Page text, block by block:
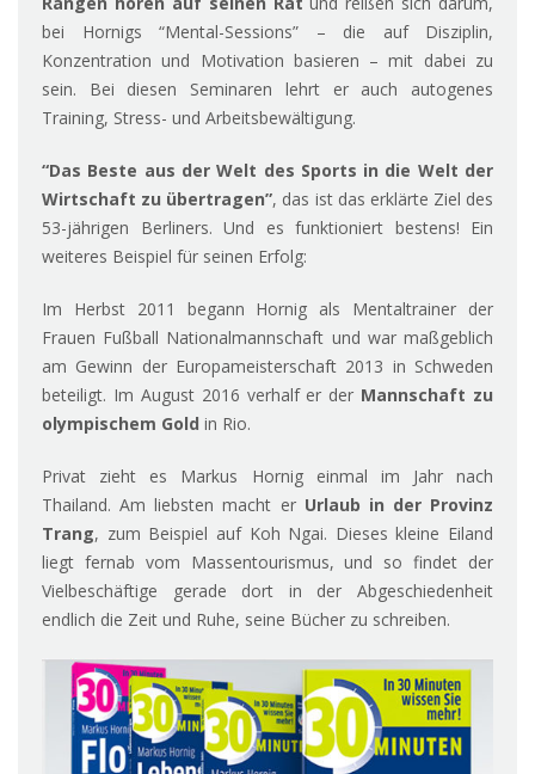
bei Hornigs “Mental-Sessions” – die auf Disziplin,
Konzentration und Motivation basieren – mit dabei zu
sein. Bei diesen Seminaren lehrt er auch autogenes
Training, Stress- und Arbeitsbewältigung.
“Das Beste aus der Welt des Sports in die Welt der
Wirtschaft zu übertragen”, das ist das erklärte Ziel des
53-jährigen Berliners. Und es funktioniert bestens! Ein
weiteres Beispiel für seinen Erfolg:
Im Herbst 2011 begann Hornig als Mentaltrainer der
Frauen Fußball Nationalmannschaft und war maßgeblich
am Gewinn der Europameisterschaft 2013 in Schweden
beteiligt. Im August 2016 verhalf er der Mannschaft zu
olympischem Gold in Rio.
Privat zieht es Markus Hornig einmal im Jahr nach
Thailand. Am liebsten macht er Urlaub in der Provinz
Trang, zum Beispiel auf Koh Ngai. Dieses kleine Eiland
liegt fernab vom Massentourismus, und so findet der
Vielbeschäftige gerade dort in der Abgeschiedenheit
endlich die Zeit und Ruhe, seine Bücher zu schreiben.